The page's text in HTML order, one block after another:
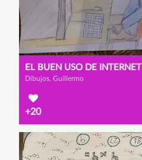
EL BUEN USO DE INTERNET
Dibujos, Guillermo
+20